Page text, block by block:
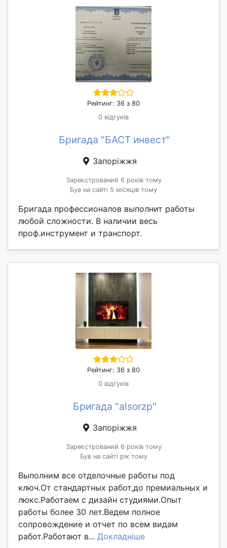
Рейтинг: 36 з 80
0 відгуків
Бригада "БАСТ инвест"
Запоріжжя
Зареєстрований 6 років тому
Був на сайті 5 місяців тому
Бригада профессионалов выполнит работы
любой сложности. В наличии весь
проф.инструмент и транспорт.
Рейтинг: 36 з 80
0 відгуків
Бригада "alsorzp"
Запоріжжя
Зареєстрований 6 років тому
Був на сайті рік тому
Выполним все отделочные работы под
ключ.От стандартных работ,до премиальных и
люкс.Работаем с дизайн студиями.Опыт
работы более 30 лет.Ведем полное
сопровождение и отчет по всем видам
работ.Работают в... Докладніше